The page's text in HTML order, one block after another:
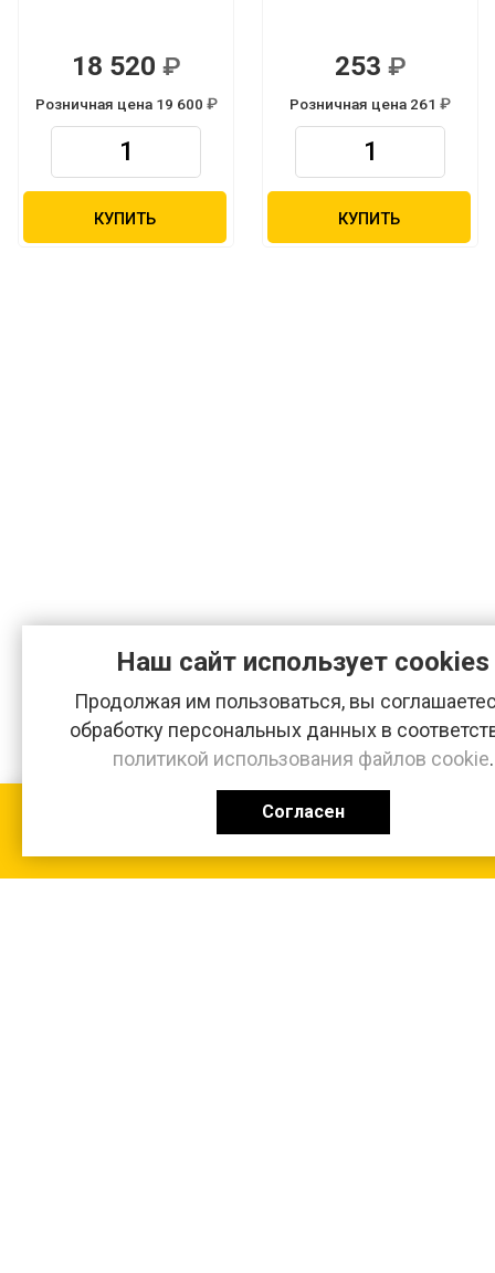
18 520
Розничная цена 19 600
КУПИТЬ
253
Розничная цена 261
КУПИТЬ
Р
Р Р
Наш сайт использует cookies
Продолжая им пользоваться, вы
обработку персональных данных в
политикой использования файлов cookie.
Согласен